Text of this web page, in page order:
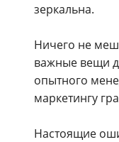
зеркальна.
Ничего не
важные вещи
опытного
маркетингу
Настоящие